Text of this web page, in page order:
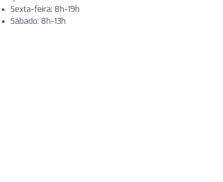
Sexta-feira: 8h-19h
Sábado: 8h-13h